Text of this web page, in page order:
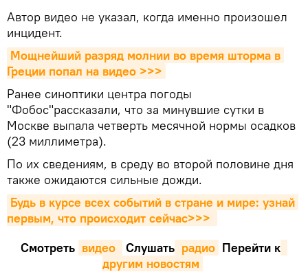
Автор видео не указал, когда именно произошел
инцидент.
Мощнейший разряд молнии во время шторма в
Греции попал на видео >>>
Ранее синоптики центра погоды
"Фобос"рассказали, что за минувшие сутки в
Москве выпала четверть месячной нормы осадков
(23 миллиметра).
По их сведениям, в среду во второй половине дня
также ожидаются сильные дожди.
Будь в курсе всех событий в стране и мире: узнай
первым, что происходит сейчаc>>>
Смотреть видео Cлушать радио Перейти к
другим новостям